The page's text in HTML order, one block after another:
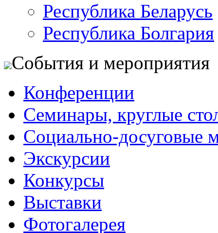
Республика Беларусь
Республика Болгария
События и мероприятия
Конференции
Семинары, круглые
Социально-досуговые
Экскурсии
Конкурсы
Выставки
Фотогалерея